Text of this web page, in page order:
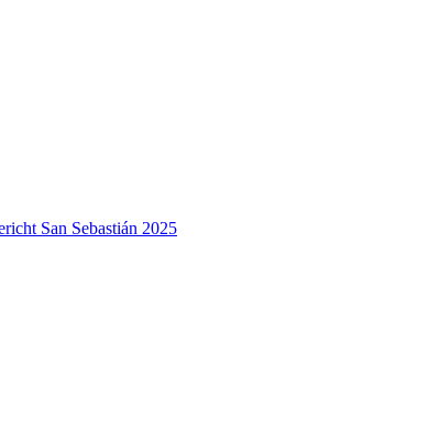
San Sebastián 2025